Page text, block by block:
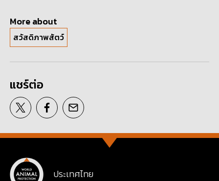
More about
สวัสดิภาพสัตว์
แชร์ต่อ
ประเทศไทย